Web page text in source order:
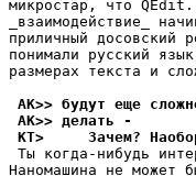
микростар, что
_взаимодействие_
приличный досовский
понимали русский
размерах текста и
AK>> будут еще
AK>> делать -
KT>     Зачем?
Ты когда-нибудь
Наномашина не может